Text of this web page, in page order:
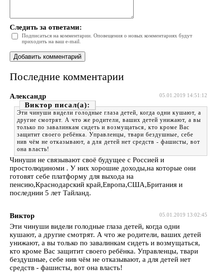
Следить за ответами:
Подписаться на комментарии. Оповещения о новых комментариях будут
приходить на ваш e-mail.
Последние комментарии
05.01.2019 14:51:12
Александр
Виктор
Эти чинуши видели голодные глаза детей, когда одни кушают, а
другие смотрят. А что же родители, ваших детей унижают, а вы
только по завалинкам сидеть и возмущаться, кто кроме Вас
защитит своего ребёнка. Управленцы, твари бездушные, себе
нив чём не отказывают, а для детей нет средств - фашисты, вот
она власть!
Чинуши не связывают своё будущее с Россией и
простолюдиноми . У них хорошие доходы,на которые они
готовят себе платформу для выхода на
пенсию,Краснодарский край,Европа,США,Британия и
последнии 5 лет Тайланд.
05.01.2019 13:02:45
Виктор
Эти чинуши видели голодные глаза детей, когда одни
кушают, а другие смотрят. А что же родители, ваших детей
унижают, а вы только по завалинкам сидеть и возмущаться,
кто кроме Вас защитит своего ребёнка. Управленцы, твари
бездушные, себе нив чём не отказывают, а для детей нет
средств - фашисты, вот она власть!